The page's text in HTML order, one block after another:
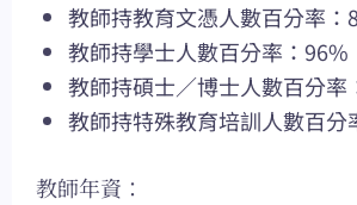
教師持教育文憑人數百分率：
教師持學士人數百分率：96%
教師持碩士／博士人數百分率
教師持特殊教育培訓人數百分
教師年資：